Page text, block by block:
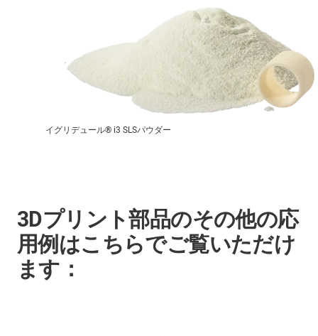
イグリデュール® i3 SLSパウダー
3Dプリント部品のその他の応
用例はこちらでご覧いただけ
ます：